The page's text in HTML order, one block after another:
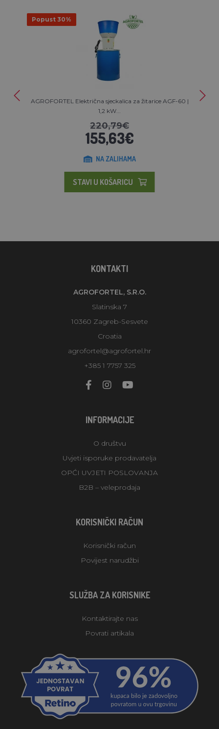
Popust 30%
AGROFORTEL Električna sjeckalica za žitarice AGF-60 |
1,2 kW...
220,79€
155,63€
NA ZALIHAMA
STAVI U KOŠARICU
KONTAKTI
AGROFORTEL, S.R.O.
Slatinska 7
10360 Zagreb-Sesvete
Croatia
agrofortel@agrofortel.hr
+385 1 7757 325
INFORMACIJE
O društvu
Uvjeti isporuke prodavatelja
OPĆI UVJETI POSLOVANJA
B2B – veleprodaja
KORISNIČKI RAČUN
Korisnički račun
Povijest narudžbi
SLUŽBA ZA KORISNIKE
Kontaktirajte nas
Povrati artikala